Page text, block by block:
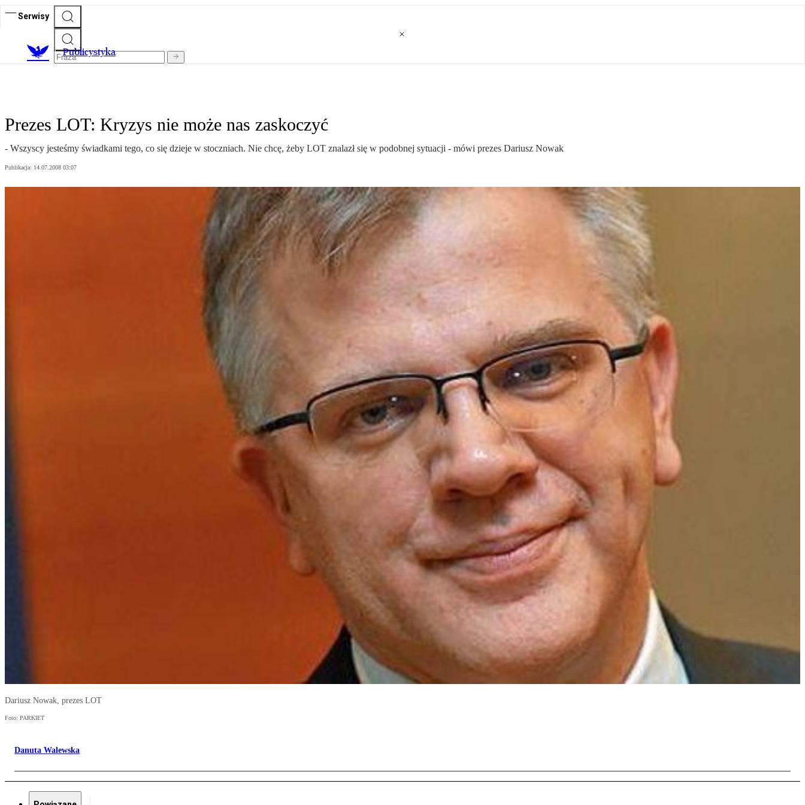
Serwisy
Publicystyka
Prezes LOT: Kryzys nie może nas zaskoczyć
- Wszyscy jesteśmy świadkami tego, co się dzieje w stoczniach. Nie chcę, żeby LOT znalazł się w podobnej sytuacji - mówi prezes Dariusz Nowak
Publikacja: 14.07.2008 03:07
Dariusz Nowak, prezes LOT
Foto: PARKIET
Danuta Walewska